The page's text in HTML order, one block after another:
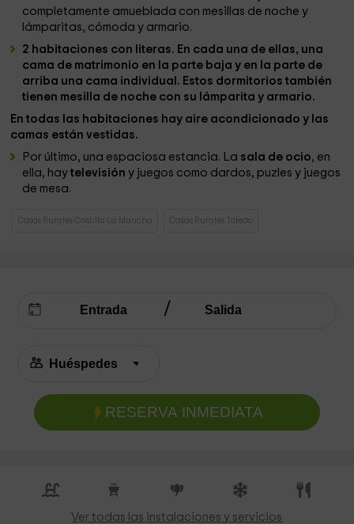
completamente amueblada con mesillas de noche y
lámparitas, cómoda y armario.
2 habitaciones con literas. En cada una de ellas, una
cama de matrimonio en la parte baja y en la parte de
arriba una cama individual. Estos dormitorios también
tienen mesilla de noche con su lámparita y armario.
En todas las habitaciones hay aire acondicionado y las
camas están vestidas.
Por último, una espaciosa estancia. La sala de ocio, en
ella, haytelevisióny juegos como dardos, puzles y juegos
de mesa.
Casas Rurales Castilla La Mancha Casas Rurales Toledo
RESERVA INMEDIATA
Ver todas las instalaciones y servicios